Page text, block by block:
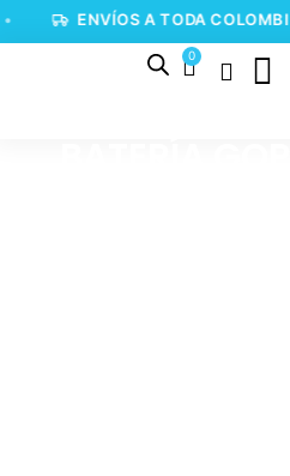
ENVÍOS A TODA COLOMBIA
0